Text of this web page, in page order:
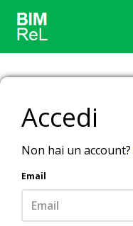
Accedi
Non hai un account?
Email